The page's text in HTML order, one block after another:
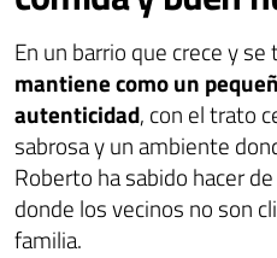
En un barrio que crece y
mantiene como un
autenticidad, con el trato
sabrosa y un ambiente
Roberto ha sabido hacer
donde los vecinos no son
familia.